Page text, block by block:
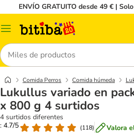
ENVÍO GRATUITO desde 49 € |
Menú
Buscar
Comida Perros Comida húmeda
Lukullus variado en
x 800 g 4 surtidos
4 surtidos diferentes
: 4.7/5
(118) Valora